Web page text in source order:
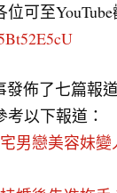
可至YouTube
發佈了七篇報
以下報道：
男戀美容妹